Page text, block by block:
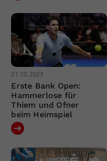
21.10.2023
Erste Bank Open:
Hammerlose für
Thiem und Ofner
beim Heimspiel